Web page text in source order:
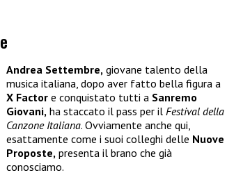
Andrea Settembre, giovane talento della
musica italiana, dopo aver fatto bella figura a
X Factor e conquistato tutti a Sanremo
Giovani, ha staccato il pass per il Festival della
Canzone Italiana. Ovviamente anche qui,
esattamente come i suoi colleghi delle Nuove
Proposte, presenta il brano che già
conosciamo.